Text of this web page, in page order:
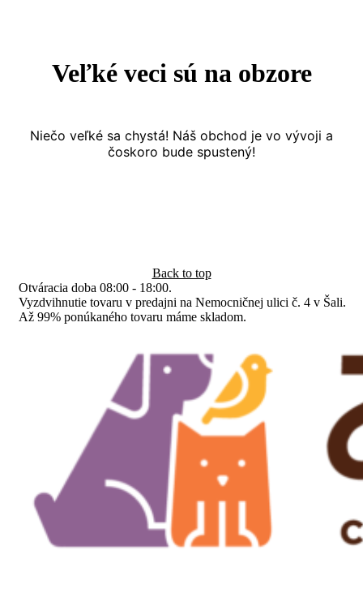
Veľké veci sú na obzore
Niečo veľké sa chystá! Náš obchod je vo vývoji a
čoskoro bude spustený!
Back to top
Otváracia doba 08:00 - 18:00.
Vyzdvihnutie tovaru v predajni na Nemocničnej ulici č. 4 v Šali.
Až 99% ponúkaného tovaru máme skladom.